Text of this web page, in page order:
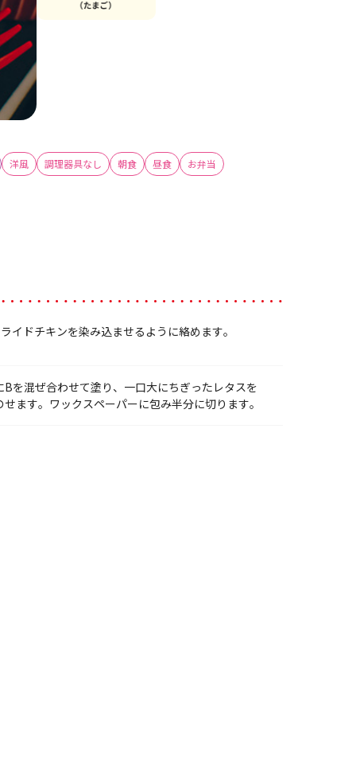
洋風 調理器具なし 朝食 昼食 お弁当
イドチキンを染み込ませるように絡めます。
を混ぜ合わせて塗り、一口大にちぎったレタスを
ます。ワックスペーパーに包み半分に切ります。